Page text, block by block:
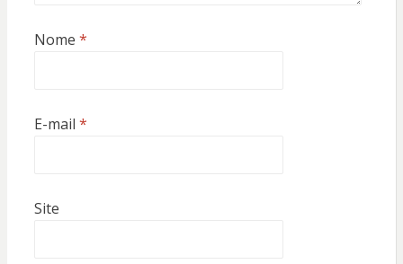
Nome *
E-mail *
Site